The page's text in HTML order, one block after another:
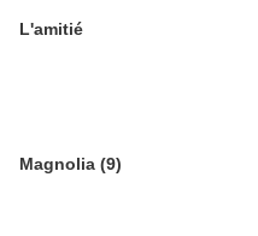
L'amitié
Magnolia (9)